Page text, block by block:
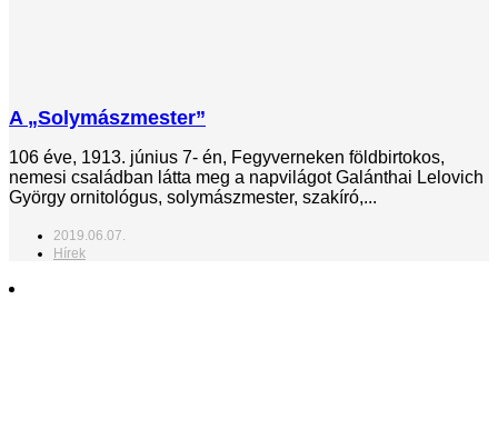
A „Solymászmester”
106 éve, 1913. június 7- én, Fegyverneken földbirtokos,
nemesi családban látta meg a napvilágot Galánthai Lelovich
György ornitológus, solymászmester, szakíró,...
2019.06.07.
Hírek